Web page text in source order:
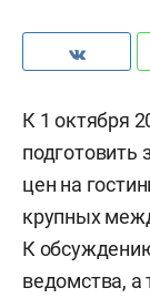
К 1 октября
подготовить
цен на
крупных
К
ведомства, а